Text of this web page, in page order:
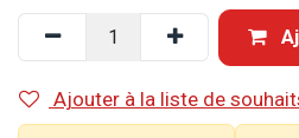
Ajouter à la liste de